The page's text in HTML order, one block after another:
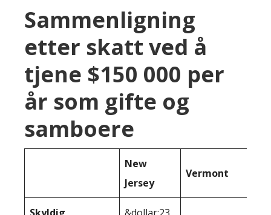
Sammenligning
etter skatt ved å
tjene $150 000 per
år som gifte og
samboere
New
Jersey
Vermont